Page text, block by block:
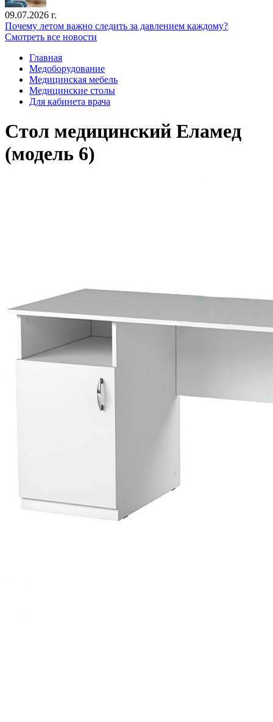
09.07.2026 г.
Почему летом важно следить за давлением каждому?
Смотреть все новости
Главная
Медоборудование
Медицинская мебель
Медицинские столы
Для кабинета врача
Стол медицинский Еламед
(модель 6)